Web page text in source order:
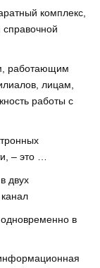
комплекс,
работающим
лицам,
работы с
– это …
двух
в